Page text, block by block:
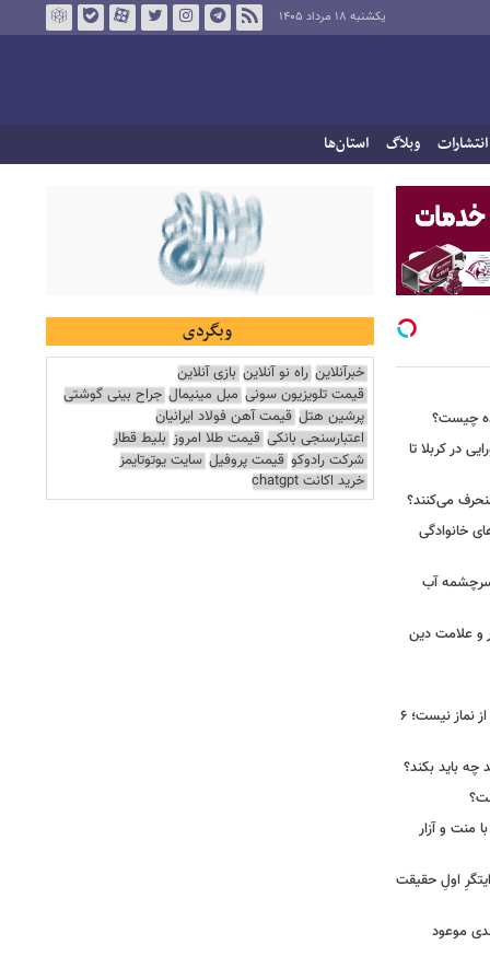
یکشنبه ۱۸ مرداد ۱۴۰۵
انتشارات وبلاگ استان‌ها
چیست؟
در کربلا تا
می‌کنند؟
خانوادگی
سرچشمه آب
و علامت دین
تسبیح حضرت زهرا(س) فقط برای بعد از نماز نیست؛ ۶
چه باید بکند؟
منت و آزار
اولِ حقیقت
موعود
وبگردی
خبرآنلاین راه نو آنلاین بازی آنلاین
قیمت تلویزیون سونی مبل مینیمال جراح بینی گوشتی
پرشین هتل قیمت آهن فولاد ایرانیان
اعتبارسنجی بانکی قیمت طلا امروز بلیط قطار
شرکت رادوکو قیمت پروفیل سایت یوتوتایمز
خرید اکانت chatgpt